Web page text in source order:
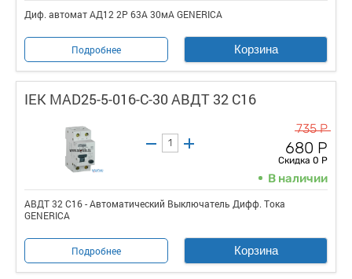
Диф. автомат АД12 2Р 63А 30мА GENERICA
Подробнее Корзина
IEK MAD25-5-016-C-30 АВДТ 32 C16
735 Р
680 Р
Скидка 0 Р
В наличии
АВДТ 32 C16 - Автоматический Выключатель Дифф. Тока
GENERICA
Подробнее Корзина